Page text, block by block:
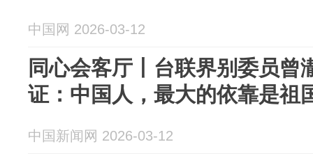
中国网 2026-03-12
同心会客厅丨台联界别委员曾
证：中国人，最大的依靠是祖
中国新闻网 2026-03-12